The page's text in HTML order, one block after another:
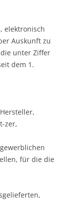
elektronisch
Auskunft zu
unter Ziffer
dem 1.
zer,
für die die